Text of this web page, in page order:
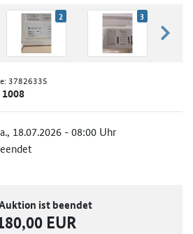
2 3
37826335
18.07.2026 - 08:00 Uhr
ist beendet
EUR